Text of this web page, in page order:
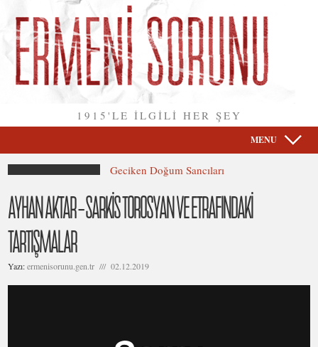
1915'LE İLGİLİ HER ŞEY
MENU
Geciken Doğum Sancıları
AYHAN AKTAR – SARKİS TOROSYAN VE ETRAFINDAKİ
TARTIŞMALAR
Yazı:ermenisorunu.gen.tr /// 02.12.2019